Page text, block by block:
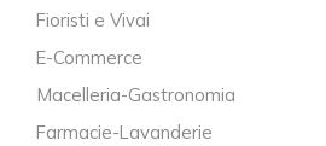
Fioristi e Vivai
E-Commerce
Macelleria-Gastronomia
Farmacie-Lavanderie